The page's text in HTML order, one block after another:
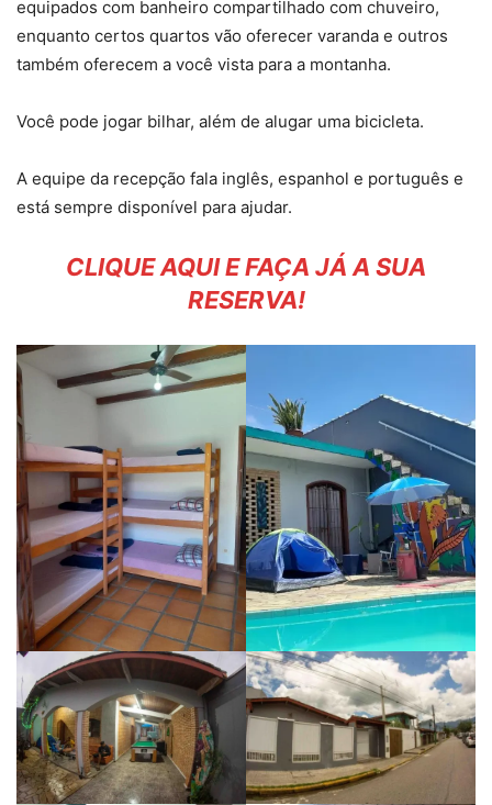
equipados com banheiro compartilhado com chuveiro,
enquanto certos quartos vão oferecer varanda e outros
também oferecem a você vista para a montanha.
Você pode jogar bilhar, além de alugar uma bicicleta.
A equipe da recepção fala inglês, espanhol e português e
está sempre disponível para ajudar.
CLIQUE AQUI E FAÇA JÁ A SUA
RESERVA!